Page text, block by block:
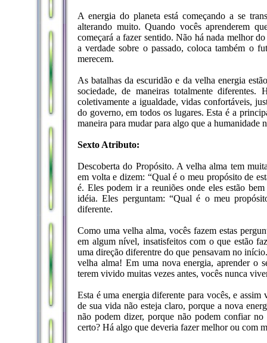
A energia do planeta está começando a se
alterando muito. Quando vocês aprenderem
começará a fazer sentido. Não há nada melhor
a verdade sobre o passado, coloca também o
merecem.
As batalhas da escuridão e da velha energia
sociedade, de maneiras totalmente
coletivamente a igualdade, vidas confortáveis,
do governo, em todos os lugares. Esta é a
maneira para mudar para algo que a humanidade
Sexto Atributo:
Descoberta do Propósito. A velha alma tem
em volta e dizem: “Qual é o meu propósito de
é. Eles podem ir a reuniões onde eles estão
idéia. Eles perguntam: “Qual é o meu
diferente.
Como uma velha alma, vocês fazem estas
em algum nível, insatisfeitos com o que estão
uma direção diferentre do que pensavam no
velha alma! Em uma nova energia, aprender o
terem vivido muitas vezes antes, vocês nunca
Esta é uma energia diferente para vocês, e
de sua vida não esteja claro, porque a nova
não podem dizer, porque não podem confiar
certo? Há algo que deveria fazer melhor ou com